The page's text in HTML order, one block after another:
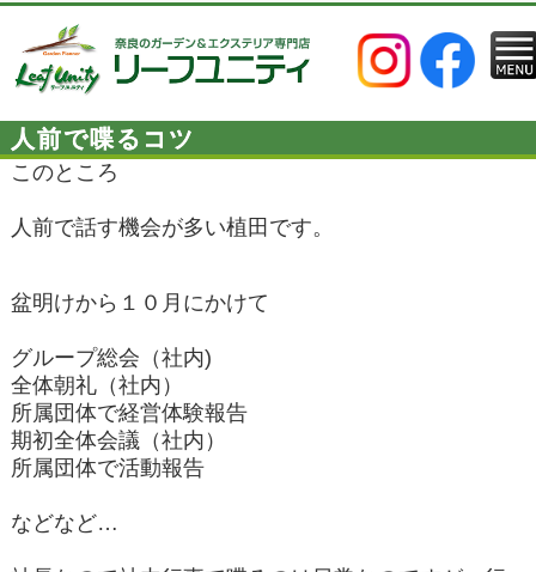
人前で喋るコツ
このところ
人前で話す機会が多い植田です。
盆明けから１０月にかけて
グループ総会（社内)
全体朝礼（社内）
所属団体で経営体験報告
期初全体会議（社内）
所属団体で活動報告
などなど…